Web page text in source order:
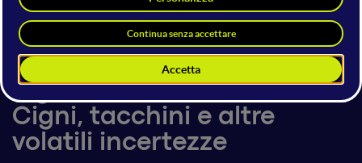
21 giugno 201814:50 - 15:30
Big Data
Big Data o Small Data.
Cigni, tacchini e altre
volatili incertezze